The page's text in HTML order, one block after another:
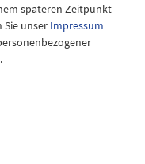
späteren Zeitpunkt
Sie unser Impressum
.